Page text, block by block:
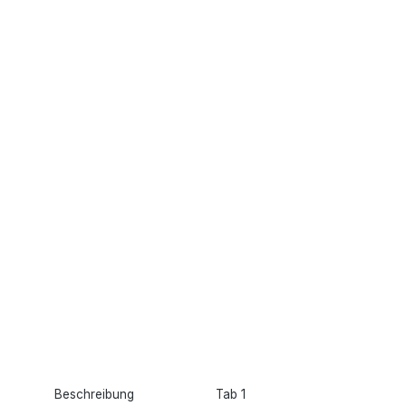
Beschreibung Tab 1